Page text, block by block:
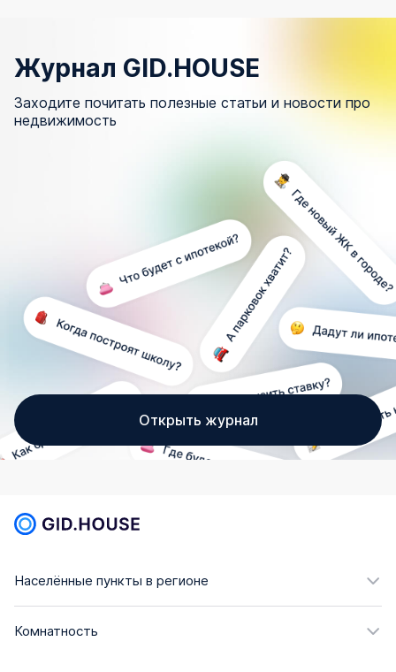
Журнал GID.HOUSE
Заходите почитать полезные статьи и новости про
недвижимость
Открыть журнал
Населённые пункты в регионе
Комнатность